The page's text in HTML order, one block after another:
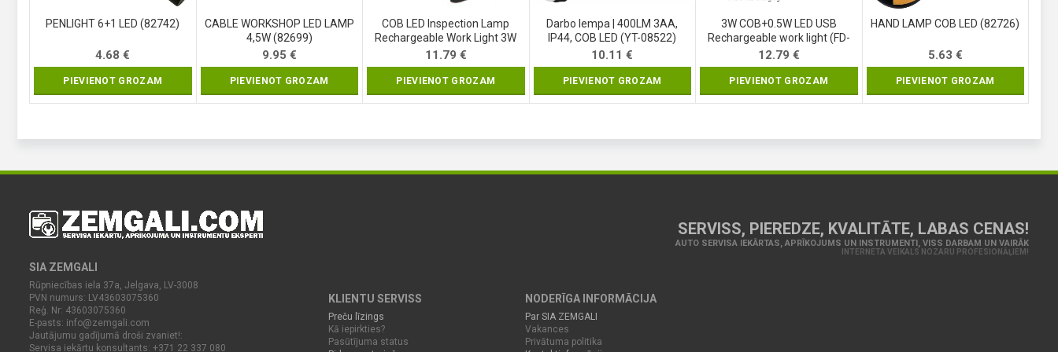
PENLIGHT 6+1 LED (82742)
4.68€
PIEVIENOT GROZAM
CABLE WORKSHOP LED LAMP
4,5W (82699)
9.95 €
PIEVIENOT GROZAM
COB LED Inspection Lamp
Rechargeable Work Light 3W
Hand Torch Flexible Magnetic
(SK1510)
11.79 €
PIEVIENOT GROZAM
Darbo lempa | 400LM 3AA,
IP44, COB LED (YT-08522)
10.11€
PIEVIENOT GROZAM
3W COB+0.5W LED USB
Rechargeable work light (FD-
8652)
12.79 €
PIEVIENOT GROZAM
HAND LAMP COB LED (82726)
5.63 €
PIEVIENOT GROZAM
SIA ZEMGALI
Rūpniecības iela 37a, Jelgava, LV-3008
PVN numurs: LV43603075360
Reģ. Nr: 43603075360
E-pasts: info@zemgali.com
Jautājumu gadījumā droši zvaniet!:
Servisa iekārtu konsultants: +371 22 337 080
SERVISS, PIEREDZE, KVALITĀTE, LABAS CENAS!
AUTO SERVISA IEKĀRTAS, APRĪKOJUMS UN INSTRUMENTI, VISS DARBAM UN VAIRĀK
INTERNETA VEIKALS NOZARU PROFESIONĀĻIEM!
KLIENTU SERVISS
Preču līzings
Kā iepirkties?
Pasūtījuma status
NODERĪGA INFORMĀCIJA
Par SIA ZEMGALI
Vakances
Privātuma politika